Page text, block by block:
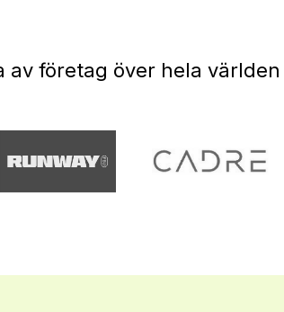
av företag över hela världen